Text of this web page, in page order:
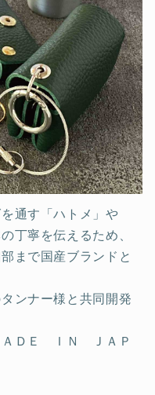
通す「ハトメ」や
丁寧を伝えるため、
まで国産ブランドと
ンナー様と共同開発
ＡＤＥ ＩＮ ＪＡＰ